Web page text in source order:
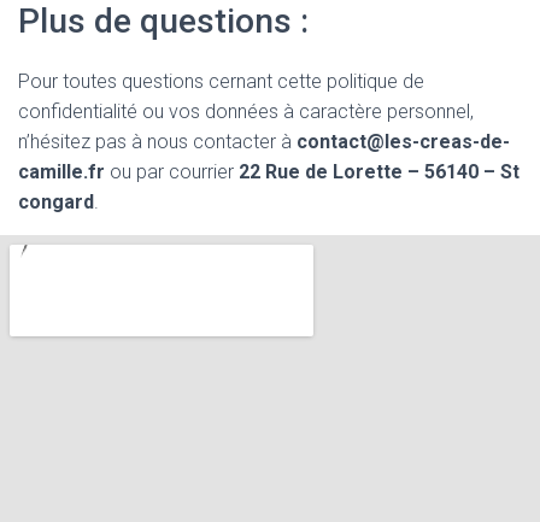
Plus de questions :
Pour toutes questions cernant cette politique de
confidentialité ou vos données à caractère personnel,
n’hésitez pas à nous contacter à contact@les-creas-de-
camille.fr ou par courrier 22 Rue de Lorette – 56140 – St
congard.